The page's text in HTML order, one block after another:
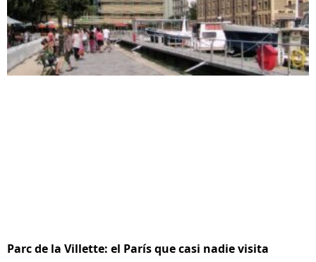
Parc de la Villette: el París que casi nadie visita